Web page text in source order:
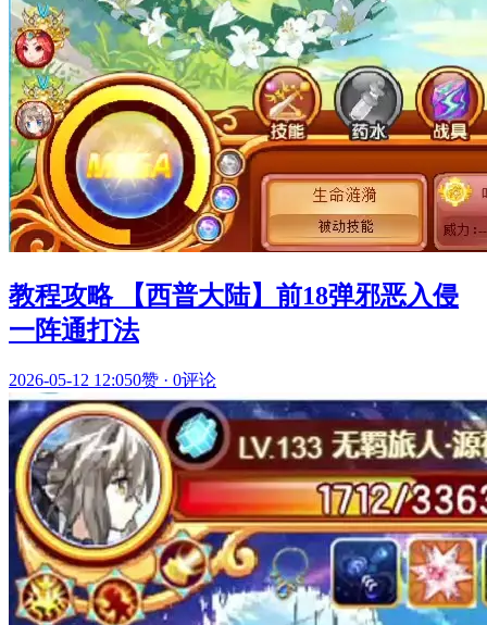
教程攻略 【西普大陆】前18弹邪恶入侵
一阵通打法
2026-05-12 12:050赞 · 0评论